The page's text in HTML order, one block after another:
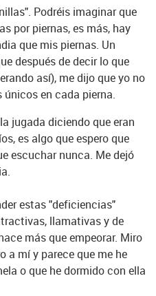
Podréis imaginar que
por piernas, es más, hay
que mis piernas. Un
después de decir lo que
así), me dijo que yo no
en cada pierna.
jugada diciendo que eran
es algo que espero que
escuchar nunca. Me dejó
estas "deficiencias"
llamativas y de
más que empeorar. Miro
a mí y parece que me he
o que he dormido con ella